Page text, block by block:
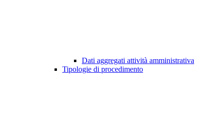
Dati aggregati attività amministrativa
Tipologie di procedimento